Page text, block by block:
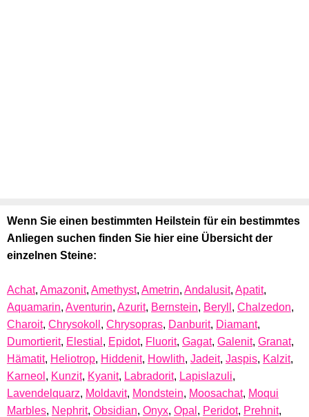
Wenn Sie einen bestimmten Heilstein für ein bestimmtes
Anliegen suchen finden Sie hier eine Übersicht der
einzelnen Steine:
Achat, Amazonit, Amethyst, Ametrin, Andalusit, Apatit,
Aquamarin, Aventurin, Azurit, Bernstein, Beryll , Chalzedon,
Charoit, Chrysokoll , Chrysopras, Danburit, Diamant,
Dumortierit, Elestial , Epidot, Fluorit, Gagat, Galenit, Granat,
Hämatit, Heliotrop, Hiddenit, Howlith, Jadeit, Jaspis, Kalzit,
Karneol , Kunzit, Kyanit, Labradorit, Lapislazuli,
Lavendelquarz, Moldavit, Mondstein, Moosachat, Moqui
Marbles, Nephrit, Obsidian, Onyx, Opal , Peridot, Prehnit,